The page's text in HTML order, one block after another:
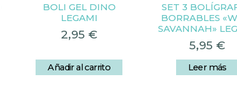
BOLI GEL DINO
LEGAMI
2,95 €
Añadir al carrito
SET 3
BORRABLES
SAVANNAH»
5,95 €
Leer más